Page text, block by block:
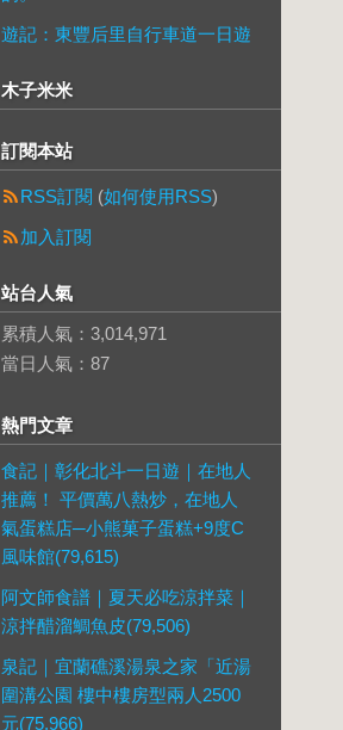
遊記：東豐后里自行車道一日遊
木子米米
訂閱本站
RSS訂閱 (如何使用RSS)
加入訂閱
站台人氣
累積人氣： 3,014,971
當日人氣： 87
熱門文章
食記｜彰化北斗一日遊｜在地人
推薦！ 平價萬八熱炒，在地人
氣蛋糕店─小熊菓子蛋糕+9度C
風味館(79,615)
阿文師食譜｜夏天必吃涼拌菜｜
涼拌醋溜鯛魚皮(79,506)
泉記｜宜蘭礁溪湯泉之家「近湯
圍溝公園 樓中樓房型兩人2500
元(75,966)